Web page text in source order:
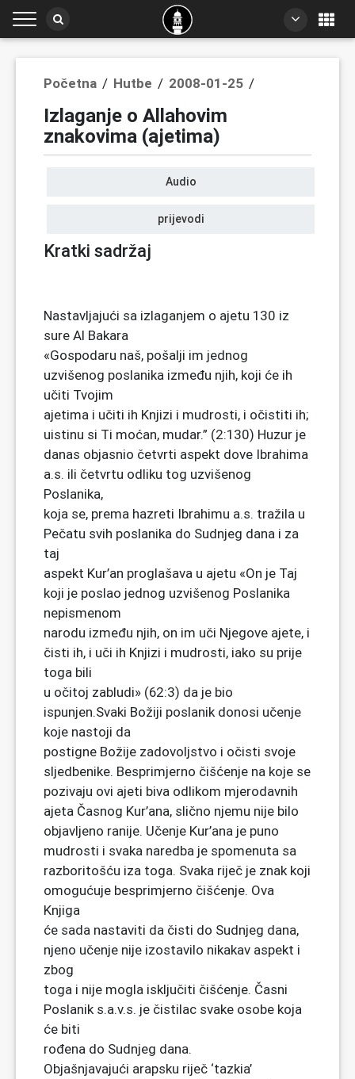
Početna / Hutbe / 2008-01-25 /
Izlaganje o Allahovim
znakovima (ajetima)
Audio
prijevodi
Kratki sadržaj
Nastavljajući sa izlaganjem o ajetu 130 iz
sure Al Bakara
«Gospodaru naš, pošalji im jednog
uzvišenog poslanika između njih, koji će ih
učiti Tvojim
ajetima i učiti ih Knjizi i mudrosti, i očistiti ih;
uistinu si Ti moćan, mudar.” (2:130) Huzur je
danas objasnio četvrti aspekt dove Ibrahima
a.s. ili četvrtu odliku tog uzvišenog
Poslanika,
koja se, prema hazreti Ibrahimu a.s. tražila u
Pečatu svih poslanika do Sudnjeg dana i za
taj
aspekt Kur’an proglašava u ajetu «On je Taj
koji je poslao jednog uzvišenog Poslanika
nepismenom
narodu između njih, on im uči Njegove ajete, i
čisti ih, i uči ih Knjizi i mudrosti, iako su prije
toga bili
u očitoj zabludi» (62:3) da je bio
ispunjen.Svaki Božiji poslanik donosi učenje
koje nastoji da
postigne Božije zadovoljstvo i očisti svoje
sljedbenike. Besprimjerno čišćenje na koje se
pozivaju ovi ajeti biva odlikom mjerodavnih
ajeta Časnog Kur’ana, slično njemu nije bilo
objavljeno ranije. Učenje Kur’ana je puno
mudrosti i svaka naredba je spomenuta sa
razboritošću iza toga. Svaka riječ je znak koji
omogućuje besprimjerno čišćenje. Ova
Knjiga
će sada nastaviti da čisti do Sudnjeg dana,
njeno učenje nije izostavilo nikakav aspekt i
zbog
toga i nije mogla isključiti čišćenje. Časni
Poslanik s.a.v.s. je čistilac svake osobe koja
će biti
rođena do Sudnjeg dana.
Objašnjavajući arapsku riječ ‘tazkia’